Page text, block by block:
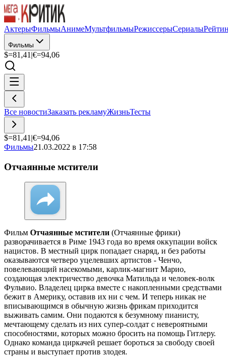
АктерыФильмыАнимеМультфильмыРежиссерыСериалы
Фильмы
$=81,41 |€=94,06
Все новостиЗаказать рекламуЖизньТесты
$=81,41 |€=94,06
Фильмы21.03.2022 в 17:58
Отчаянные мстители
Фильм Отчаянные мстители (Отчаянные фрики)
разворачивается в Риме 1943 года во время оккупации войск
нацистов. В местный цирк попадает снаряд, и без работы
оказываются четверо уцелевших артистов - Ченчо,
повелевающий насекомыми, карлик-магнит Марио,
создающая электричество девочка Матильда и человек-волк
Фульвио. Владелец цирка вместе с накопленными средствами
бежит в Америку, оставив их ни с чем. И теперь никак не
вписывающимся в обычную жизнь фрикам приходится
выживать самим. Они подаются к безумному пианисту,
мечтающему сделать из них супер-солдат с невероятными
способностями, которых можно бросить на помощь Гитлеру.
Однако команда циркачей решает бороться за свободу своей
страны и выступает против злодея.